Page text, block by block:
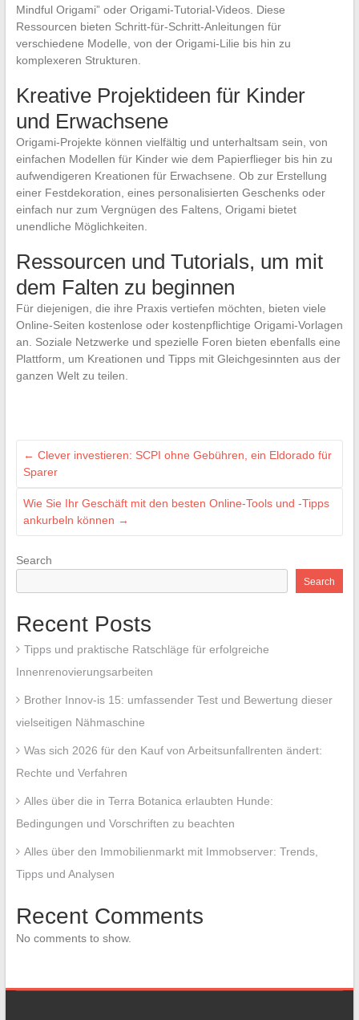
Mindful Origami” oder Origami-Tutorial-Videos. Diese
Ressourcen bieten Schritt-für-Schritt-Anleitungen für
verschiedene Modelle, von der Origami-Lilie bis hin zu
komplexeren Strukturen.
Kreative Projektideen für Kinder
und Erwachsene
Origami-Projekte können vielfältig und unterhaltsam sein, von
einfachen Modellen für Kinder wie dem Papierflieger bis hin zu
aufwendigeren Kreationen für Erwachsene. Ob zur Erstellung
einer Festdekoration, eines personalisierten Geschenks oder
einfach nur zum Vergnügen des Faltens, Origami bietet
unendliche Möglichkeiten.
Ressourcen und Tutorials, um mit
dem Falten zu beginnen
Für diejenigen, die ihre Praxis vertiefen möchten, bieten viele
Online-Seiten kostenlose oder kostenpflichtige Origami-Vorlagen
an. Soziale Netzwerke und spezielle Foren bieten ebenfalls eine
Plattform, um Kreationen und Tipps mit Gleichgesinnten aus der
ganzen Welt zu teilen.
← Clever investieren: SCPI ohne Gebühren, ein Eldorado für
Sparer
Wie Sie Ihr Geschäft mit den besten Online-Tools und -Tipps
ankurbeln können →
Search
Search
Recent Posts
Tipps und praktische Ratschläge für erfolgreiche
Innenrenovierungsarbeiten
Brother Innov-is 15: umfassender Test und Bewertung dieser
vielseitigen Nähmaschine
Was sich 2026 für den Kauf von Arbeitsunfallrenten ändert:
Rechte und Verfahren
Alles über die in Terra Botanica erlaubten Hunde:
Bedingungen und Vorschriften zu beachten
Alles über den Immobilienmarkt mit Immobserver: Trends,
Tipps und Analysen
Recent Comments
No comments to show.